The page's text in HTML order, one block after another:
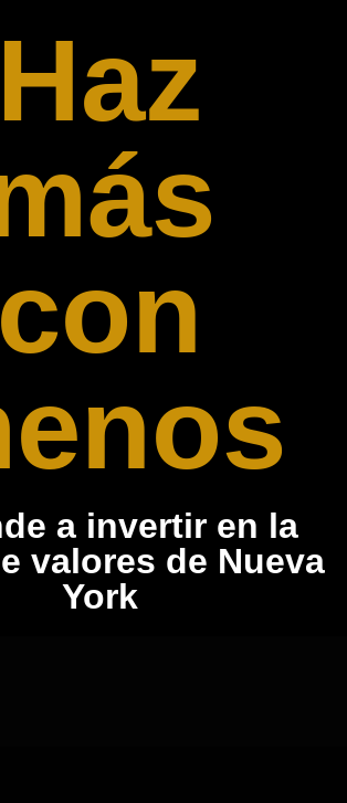
Haz
con
a invertir en la
valores de Nueva
York